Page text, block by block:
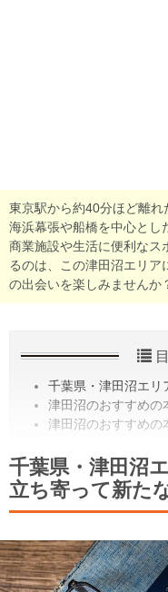
東京駅から約40分ほど離れ
海浜幕張や船橋を中心とし
商業施設や生活に便利なス
るのは、この津田沼エリア
の出会いを楽しみませんか
千葉県・津田沼エリ
津田沼のおすすめの
津田沼のおすすめの
千葉県・津田沼
立ち寄って新た